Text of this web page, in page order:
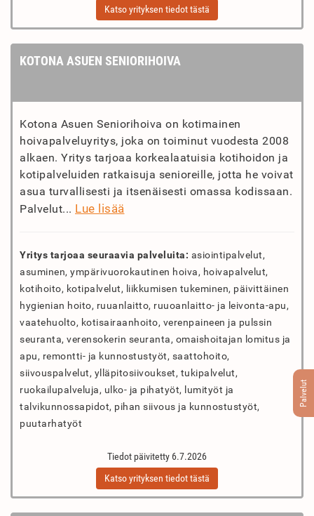
Palvelut
Katso yrityksen tiedot tästä
KOTONA ASUEN SENIORIHOIVA
Kotona Asuen Seniorihoiva on kotimainen
hoivapalveluyritys, joka on toiminut vuodesta 2008
alkaen. Yritys tarjoaa korkealaatuisia kotihoidon ja
kotipalveluiden ratkaisuja senioreille, jotta he voivat
asua turvallisesti ja itsenäisesti omassa kodissaan.
Palvelut... Lue lisää
Yritys tarjoaa seuraavia palveluita: asiointipalvelut,
asuminen, ympärivuorokautinen hoiva, hoivapalvelut,
kotihoito, kotipalvelut, liikkumisen tukeminen, päivittäinen
hygienian hoito, ruuanlaitto, ruuoanlaitto- ja leivonta-apu,
vaatehuolto, kotisairaanhoito, verenpaineen ja pulssin
seuranta, verensokerin seuranta, omaishoitajan lomitus ja
apu, remontti- ja kunnostustyöt, saattohoito,
siivouspalvelut, ylläpitosiivoukset, tukipalvelut,
ruokailupalveluja, ulko- ja pihatyöt, lumityöt ja
talvikunnossapidot, pihan siivous ja kunnostustyöt,
puutarhatyöt
Tiedot päivitetty 6.7.2026
Katso yrityksen tiedot tästä